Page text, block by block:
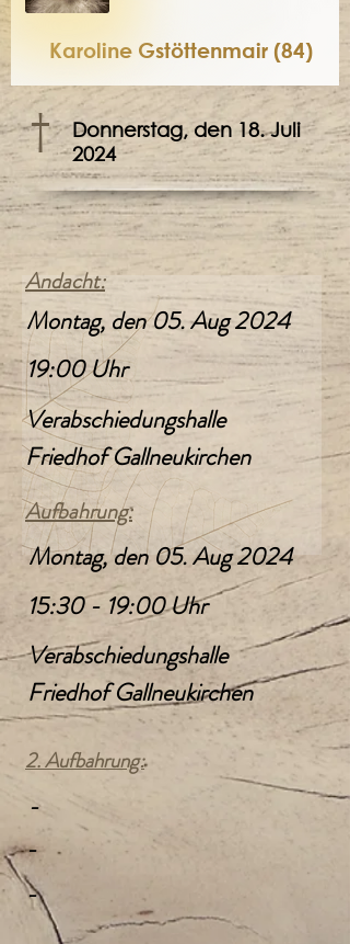
Karoline Gstöttenmair (84)
Donnerstag, den 18. Juli
2024
†
Andacht:
Montag, den 05. Aug 2024
19:00 Uhr
Verabschiedungshalle
Friedhof Gallneukirchen
Aufbahrung:
Montag, den 05. Aug 2024
15:30 - 19:00 Uhr
Verabschiedungshalle
Friedhof Gallneukirchen
2. Aufbahrung:
-
-
-